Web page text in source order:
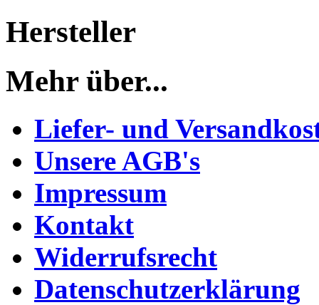
Hersteller
Mehr über...
Liefer- und
Unsere AGB's
Impressum
Kontakt
Widerrufsrecht
Datenschutzerklärung